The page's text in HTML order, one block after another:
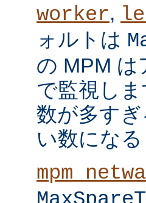
worker,
ォルトは
の MPM
で監視し
数が多す
い数にな